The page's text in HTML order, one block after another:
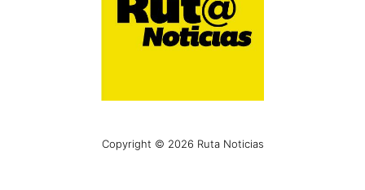
Copyright © 2026 Ruta Noticias